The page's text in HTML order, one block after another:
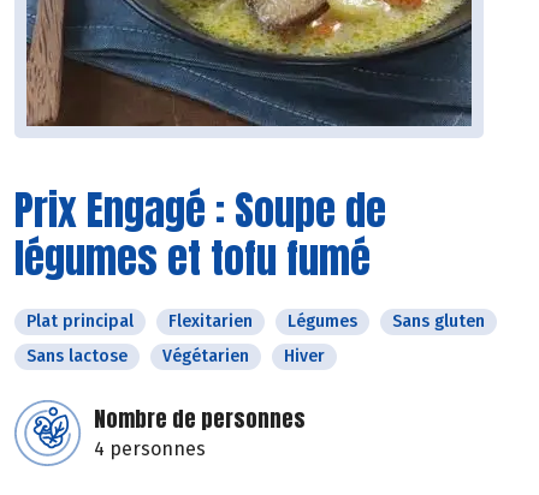
Prix Engagé : Soupe de
légumes et tofu fumé
Plat principal Flexitarien Légumes
Sans gluten
Sans lactose
Végétarien Hiver
Nombre de personnes
4 personnes